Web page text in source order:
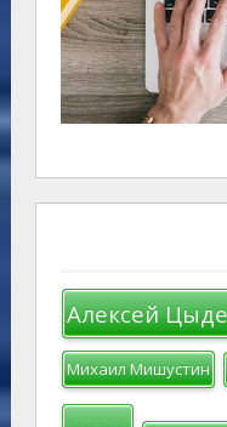
Алексей
Михаил Мишустин